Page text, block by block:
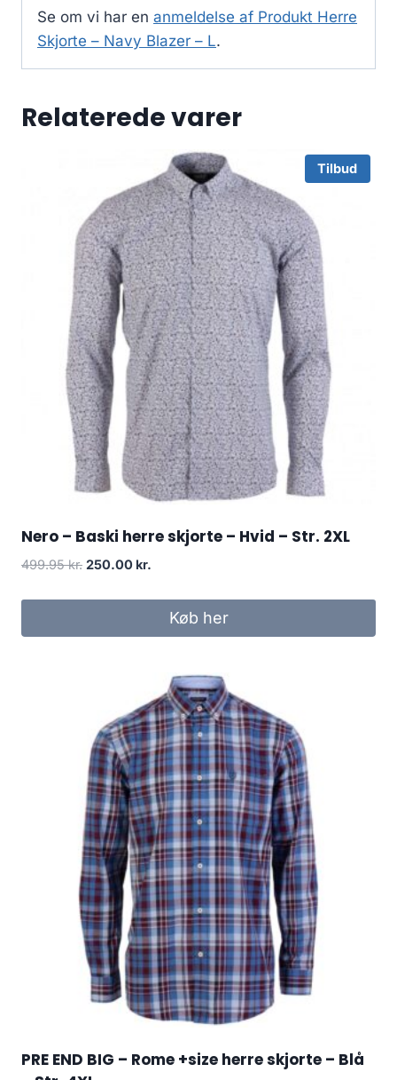
Se om vi har en anmeldelse af Produkt Herre
Skjorte – Navy Blazer – L.
Relaterede varer
Tilbud
Nero – Baski herre skjorte – Hvid – Str. 2XL
499.95kr. Original
was:
250.00 kr.
is:
250.00 kr..
Køb her
PRE END BIG – Rome +size herre skjorte – Blå